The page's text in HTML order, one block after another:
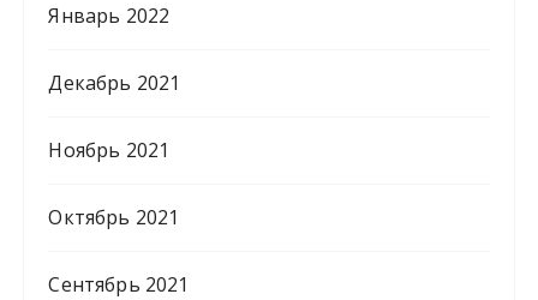
Январь 2022
Декабрь 2021
Ноябрь 2021
Октябрь 2021
Сентябрь 2021